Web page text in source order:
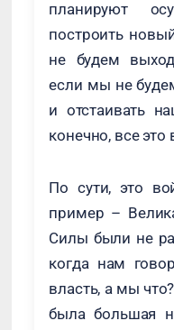
планируют
построить
не будем
если мы не
и отстаивать
конечно, все это
По сути, это
пример –
Силы были не
когда нам
власть, а мы
была большая